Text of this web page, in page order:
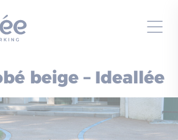
beige – Ideallée